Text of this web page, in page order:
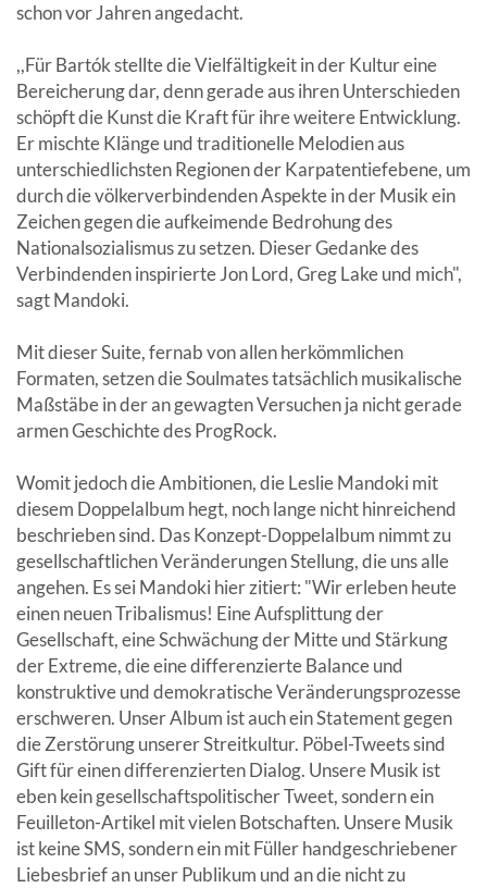
schon vor Jahren angedacht.
,,Für Bartók stellte die Vielfältigkeit in der Kultur eine
Bereicherung dar, denn gerade aus ihren Unterschieden
schöpft die Kunst die Kraft für ihre weitere Entwicklung.
Er mischte Klänge und traditionelle Melodien aus
unterschiedlichsten Regionen der Karpatentiefebene, um
durch die völkerverbindenden Aspekte in der Musik ein
Zeichen gegen die aufkeimende Bedrohung des
Nationalsozialismus zu setzen. Dieser Gedanke des
Verbindenden inspirierte Jon Lord, Greg Lake und mich",
sagt Mandoki.
Mit dieser Suite, fernab von allen herkömmlichen
Formaten, setzen die Soulmates tatsächlich musikalische
Maßstäbe in der an gewagten Versuchen ja nicht gerade
armen Geschichte des ProgRock.
Womit jedoch die Ambitionen, die Leslie Mandoki mit
diesem Doppelalbum hegt, noch lange nicht hinreichend
beschrieben sind. Das Konzept-Doppelalbum nimmt zu
gesellschaftlichen Veränderungen Stellung, die uns alle
angehen. Es sei Mandoki hier zitiert: "Wir erleben heute
einen neuen Tribalismus! Eine Aufsplittung der
Gesellschaft, eine Schwächung der Mitte und Stärkung
der Extreme, die eine differenzierte Balance und
konstruktive und demokratische Veränderungsprozesse
erschweren. Unser Album ist auch ein Statement gegen
die Zerstörung unserer Streitkultur. Pöbel-Tweets sind
Gift für einen differenzierten Dialog. Unsere Musik ist
eben kein gesellschaftspolitischer Tweet, sondern ein
Feuilleton-Artikel mit vielen Botschaften. Unsere Musik
ist keine SMS, sondern ein mit Füller handgeschriebener
Liebesbrief an unser Publikum und an die nicht zu